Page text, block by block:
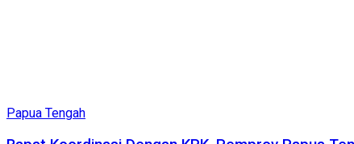
Papua Tengah